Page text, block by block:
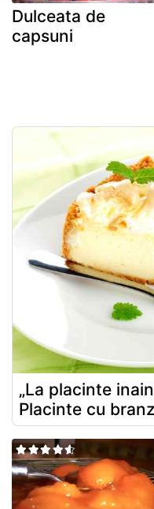
Dulceata de
capsuni
„La placinte
Placinte cu